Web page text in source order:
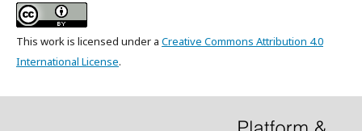
This work is licensed under a Creative Commons Attribution 4.0
International License.